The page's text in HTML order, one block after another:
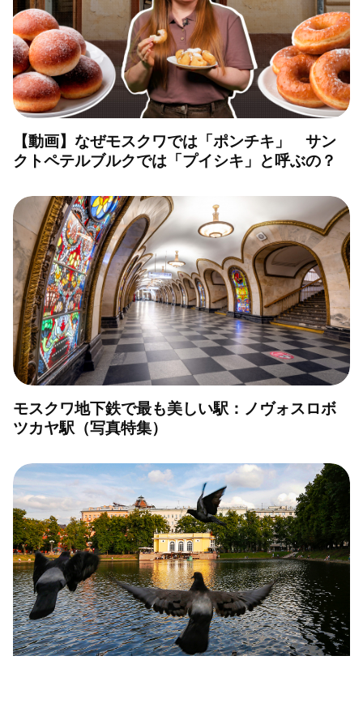
【動画】なぜモスクワでは「ポンチキ」 サン
クトペテルブルクでは「プイシキ」と呼ぶの？
モスクワ地下鉄で最も美しい駅：ノヴォスロボ
ツカヤ駅（写真特集）